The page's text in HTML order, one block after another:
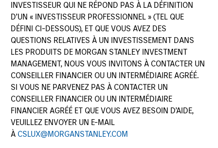
INVESTISSEUR QUI NE RÉPOND PAS À LA DÉFINITION
D’UN « INVESTISSEUR PROFESSIONNEL » (TEL QUE
DÉFINI CI-DESSOUS), ET QUE VOUS AVEZ DES
QUESTIONS RELATIVES À UN INVESTISSEMENT DANS
LES PRODUITS DE MORGAN STANLEY INVESTMENT
MANAGEMENT, NOUS VOUS INVITONS À CONTACTER UN
CONSEILLER FINANCIER OU UN INTERMÉDIAIRE AGRÉÉ.
SI VOUS NE PARVENEZ PAS À CONTACTER UN
CONSEILLER FINANCIER OU UN INTERMÉDIAIRE
FINANCIER AGRÉÉ ET QUE VOUS AVEZ BESOIN D’AIDE,
VEUILLEZ ENVOYER UN E-MAIL
À CSLUX@MORGANSTANLEY.COM